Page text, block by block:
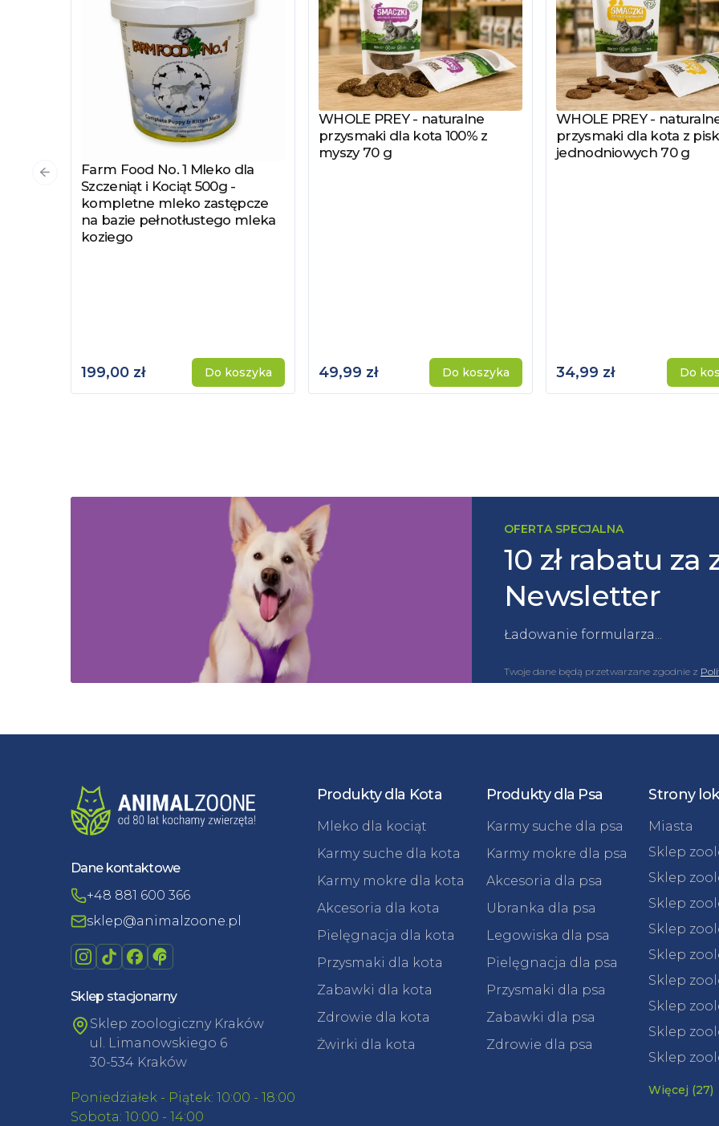
Zobacz produkt
Farm Food No. 1 Mleko dla
Szczeniąt i Kociąt 500g -
kompletne mleko zastępcze
na bazie pełnotłustego mleka
koziego
199,00 zł Do koszyka
Zobacz produkt
WHOLE PREY - naturalne
przysmaki dla kota 100% z
myszy 70 g
49,99 zł Do koszyka
Zobacz produkt
WHOLE PREY -
przysmaki dla kota z
jednodniowych 70 g
34,99 zł Do
Poprzedni slajd
OFERTA SPECJALNA
10 zł rabatu
Newsletter
Ładowanie formularza...
Twoje dane będą przetwarzane zgodnie z
Dane kontaktowe
+48 881 600 366
sklep@animalzoone.pl
Sklep stacjonarny
Sklep zoologiczny Kraków
ul. Limanowskiego 6
30-534 Kraków
Poniedziałek - Piątek: 10:00 - 18:00
Sobota: 10:00 - 14:00
Produkty dla Kota
Mleko dla kociąt
Karmy suche dla kota
Karmy mokre dla kota
Akcesoria dla kota
Pielęgnacja dla kota
Przysmaki dla kota
Zabawki dla kota
Zdrowie dla kota
Żwirki dla kota
Produkty dla Psa
Karmy suche dla psa
Karmy mokre dla psa
Akcesoria dla psa
Ubranka dla psa
Legowiska dla psa
Pielęgnacja dla psa
Przysmaki dla psa
Zabawki dla psa
Zdrowie dla psa
Strony
Miasta
Sklep
Sklep
Sklep
Sklep
Sklep
Sklep
Sklep
Sklep
Sklep
Więcej (27)